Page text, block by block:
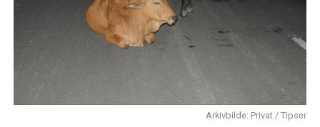
Arkivbilde: Privat / Tipser